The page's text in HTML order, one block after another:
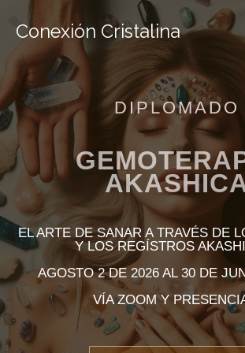
contenido
Conexión Cristalina
DIPLOMADO
EL ARTE DE SANAR A TRAVÉS DE
Y LOS REGÍSTROS
AGOSTO 2 DE 2026 AL 30 DE
VÍA ZOOM Y